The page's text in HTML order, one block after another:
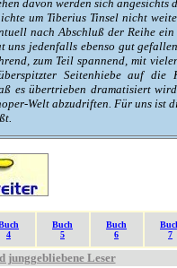
davon werden sich angesichts
um Tiberius Tinsel nicht
nach Abschluß der Reihe ein
uns jedenfalls ebenso gut
zum Teil spannend, mit
Seitenhiebe auf die
es übertrieben dramatisiert
Welt abzudriften. Für uns ist
4
Buch
5
Buch
6
7
junggebliebene Leser